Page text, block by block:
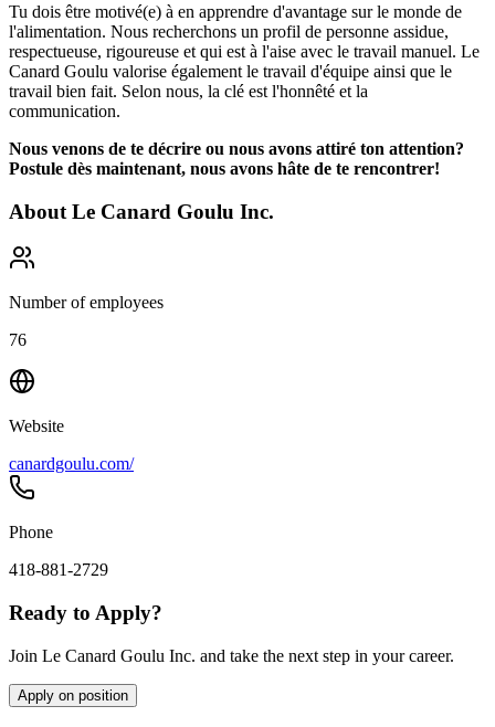
Tu dois être motivé(e) à en apprendre d'avantage sur le monde de
l'alimentation. Nous recherchons un profil de personne assidue,
respectueuse, rigoureuse et qui est à l'aise avec le travail manuel. Le
Canard Goulu valorise également le travail d'équipe ainsi que le
travail bien fait. Selon nous, la clé est l'honnêté et la
communication.
Nous venons de te décrire ou nous avons attiré ton attention?
Postule dès maintenant, nous avons hâte de te rencontrer!
About Le Canard Goulu Inc.
Number of employees
76
Website
canardgoulu.com/
Phone
418-881-2729
Ready to Apply?
Join Le Canard Goulu Inc. and take the next step in your career.
Apply on position